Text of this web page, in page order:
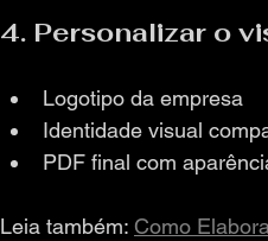
4. Personalizar o
Logotipo da empresa
Identidade visual
PDF final com
Leia também: Como